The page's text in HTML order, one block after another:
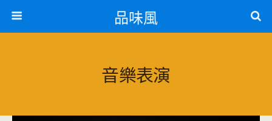
品味風
音樂表演